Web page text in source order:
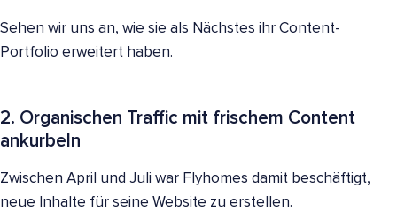
Sehen wir uns an, wie sie als Nächstes ihr Content-
Portfolio erweitert haben.
2. Organischen Traffic mit frischem Content
ankurbeln
Zwischen April und Juli war Flyhomes damit beschäftigt,
neue Inhalte für seine Website zu erstellen.